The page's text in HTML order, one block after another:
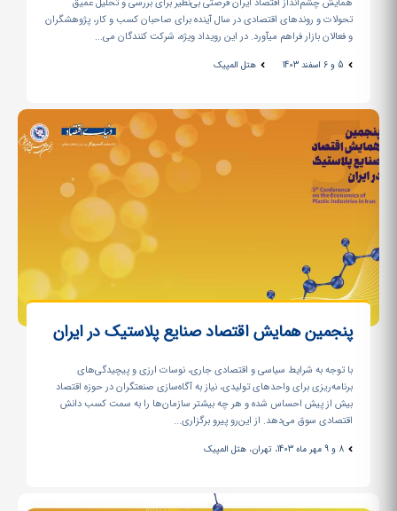
تحولات و روندهای اقتصادی در سال آینده برای صاحبان کسب و کار، پژوهشگران
و فعالان بازار فراهم می‏آورد. در این رویداد ویژه، شرکت کنندگان می‏...
5 و 6 اسفند 1403 هتل المپیک
پنجمین همایش اقتصاد صنایع پلاستیک در ایران
با توجه به شرایط سیاسی و اقتصادی جاری، نوسات ارزی و پیچیدگی‌های
برنامه‌ریزی برای واحدهای تولیدی، نیاز به آگاه‌سازی صنعتگران در حوزه اقتصاد
بیش از پیش احساس شده و هر چه بیشتر سازمان‌ها را به سمت کسب دانش
اقتصادی سوق می‌دهد. از این‌رو پیرو برگزاری...
8 و 9 مهر ماه 1403، تهران، هتل المپیک